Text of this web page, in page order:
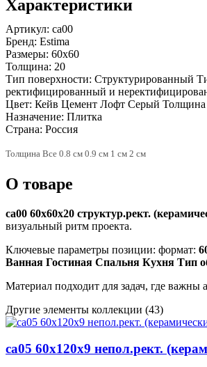
Характеристики
Артикул: ca00
Бренд: Estima
Размеры: 60x60
Толщина: 20
Тип поверхности: Структурированный
ректифицированный и
Цвет: Кейв Цемент Лофт Серый Толщина
Назначение: Плитка
Страна: Россия
Толщина Все 0.8 см 0.9 см 1 см 2 см
О товаре
ca00 60x60x20 структур.рект.
визуальный ритм проекта.
Ключевые параметры позиции: формат:
Ванная Гостиная Спальня Кухня Тип
Материал подходит для задач, где важны
Другие элементы коллекции (43)
ca05 60x120x9 непол.рект.